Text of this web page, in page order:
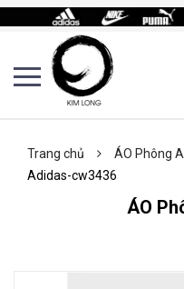
Trang chủ ÁO Phông
Adidas-cw3436
ÁO